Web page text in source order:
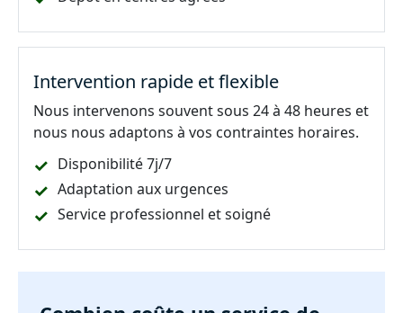
Intervention rapide et flexible
Nous intervenons souvent sous 24 à 48 heures et
nous nous adaptons à vos contraintes horaires.
Disponibilité 7j/7
Adaptation aux urgences
Service professionnel et soigné